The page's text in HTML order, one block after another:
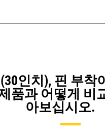
인치), 핀 부착
품과 어떻게 비
아보십시오.